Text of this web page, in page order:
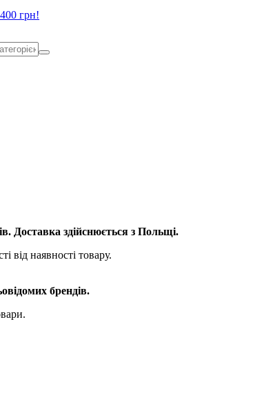
грн!
Доставка здійснюється з Польщі.
від наявності товару.
брендів.